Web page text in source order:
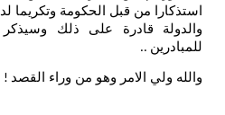
استذكارا من قبل الحكومة وتكريما
والدولة قادرة على ذلك
للمبادرين ..
والله ولي الامر وهو من وراء القصد !